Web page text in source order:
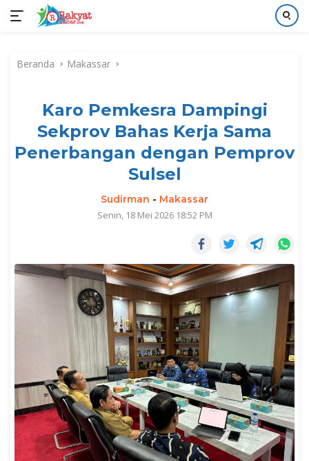
kontenBeranda Makassar
Karo Pemkesra Dampingi
Sekprov Bahas Kerja Sama
Penerbangan dengan Pemprov
Sulsel
Sudirman - Makassar
Senin, 18 Mei 2026 18:52 PM